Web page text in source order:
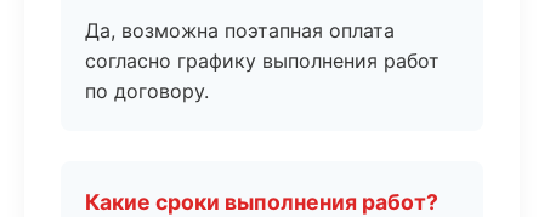
Да, возможна поэтапная оплата
согласно графику выполнения работ
по договору.
Какие сроки выполнения работ?